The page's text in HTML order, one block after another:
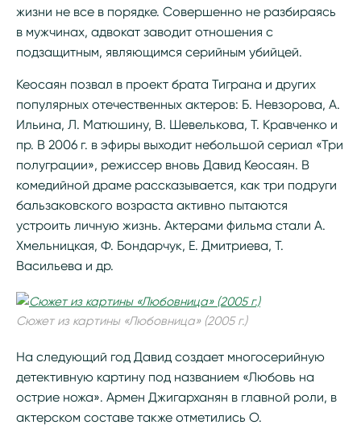
жизни не все в порядке. Совершенно не разбираясь
в мужчинах, адвокат заводит отношения с
подзащитным, являющимся серийным убийцей.
Кеосаян позвал в проект брата Тиграна и других
популярных отечественных актеров: Б. Невзорова, А.
Ильина, Л. Матюшину, В. Шевелькова, Т. Кравченко и
пр. В 2006 г. в эфиры выходит небольшой сериал «Три
полуграции», режиссер вновь Давид Кеосаян. В
комедийной драме рассказывается, как три подруги
бальзаковского возраста активно пытаются
устроить личную жизнь. Актерами фильма стали А.
Хмельницкая, Ф. Бондарчук, Е. Дмитриева, Т.
Васильева и др.
Сюжет из картины «Любовница» (2005 г.)
На следующий год Давид создает многосерийную
детективную картину под названием «Любовь на
острие ножа». Армен Джигарханян в главной роли, в
актерском составе также отметились О.